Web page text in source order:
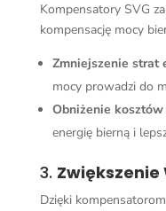
Kompensatory SVG
kompensację mocy
Zmniejszenie strat
mocy prowadzi do
Obniżenie
energię bierną i
3.
Dzięki